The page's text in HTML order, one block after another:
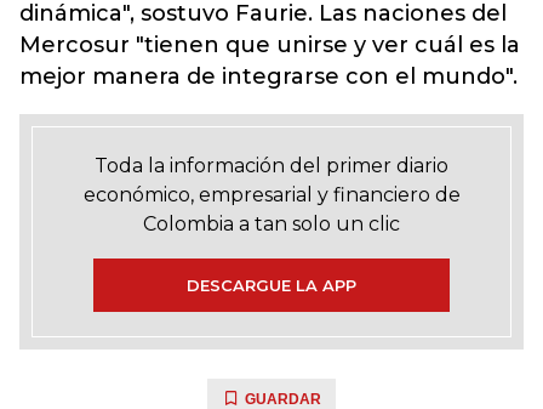
dinámica", sostuvo Faurie. Las naciones del
Mercosur "tienen que unirse y ver cuál es la
mejor manera de integrarse con el mundo".
Toda la información del primer diario
económico, empresarial y financiero de
Colombia a tan solo un clic
DESCARGUE LA APP
GUARDAR